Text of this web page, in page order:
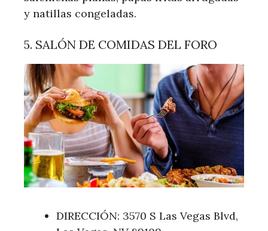
y natillas congeladas.
5. SALÓN DE COMIDAS DEL FORO
DIRECCIÓN: 3570 S Las Vegas Blvd,